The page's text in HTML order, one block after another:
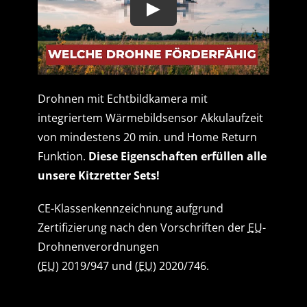
Drohnen mit Echtbildkamera mit
integriertem Wärmebildsensor Akkulaufzeit
von mindestens 20 min. und Home Return
Funktion. Diese Eigenschaften erfüllen alle
unsere Kitzretter Sets!
CE-Klassenkennzeichnung aufgrund
Zertifizierung nach den Vorschriften der EU-
Drohnenverordnungen
(EU) 2019/947 und (EU) 2020/746.